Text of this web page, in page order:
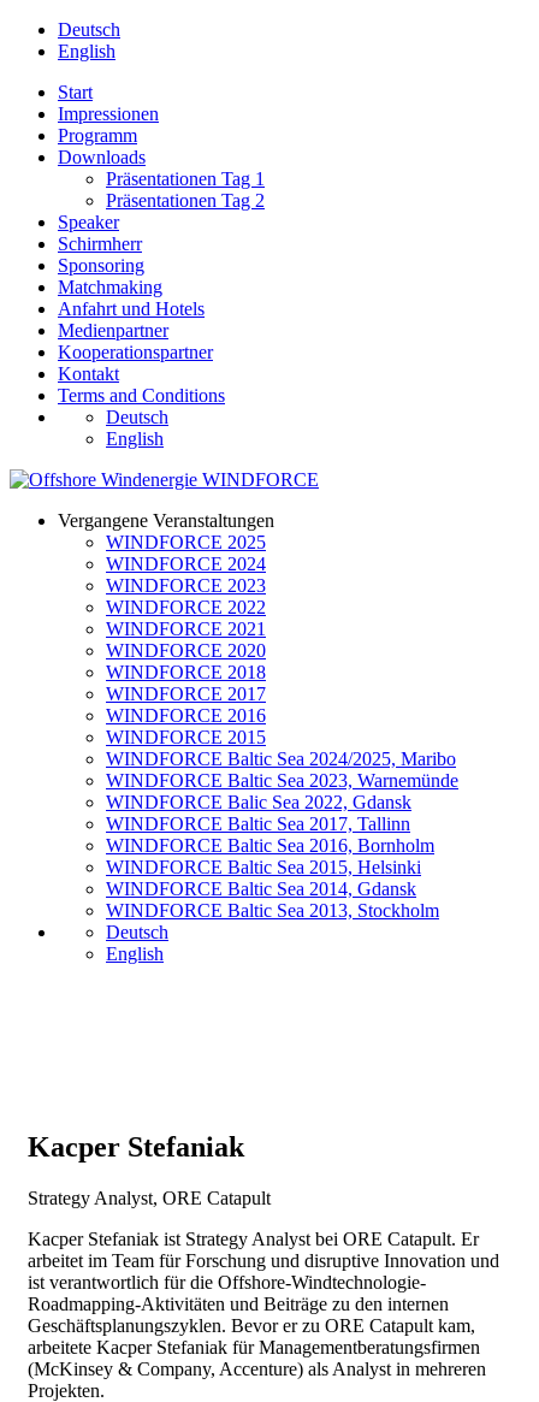
Deutsch
English
Start
Impressionen
Programm
Downloads
Präsentationen Tag 1
Präsentationen Tag 2
Speaker
Schirmherr
Sponsoring
Matchmaking
Anfahrt und Hotels
Medienpartner
Kooperationspartner
Kontakt
Terms and Conditions
Deutsch
English
Vergangene Veranstaltungen
WINDFORCE 2025
WINDFORCE 2024
WINDFORCE 2023
WINDFORCE 2022
WINDFORCE 2021
WINDFORCE 2020
WINDFORCE 2018
WINDFORCE 2017
WINDFORCE 2016
WINDFORCE 2015
WINDFORCE Baltic Sea 2024/2025, Maribo
WINDFORCE Baltic Sea 2023, Warnemünde
WINDFORCE Balic Sea 2022, Gdansk
WINDFORCE Baltic Sea 2017, Tallinn
WINDFORCE Baltic Sea 2016, Bornholm
WINDFORCE Baltic Sea 2015, Helsinki
WINDFORCE Baltic Sea 2014, Gdansk
WINDFORCE Baltic Sea 2013, Stockholm
Deutsch
English
Kacper Stefaniak
Strategy Analyst, ORE Catapult
Kacper Stefaniak ist Strategy Analyst bei ORE Catapult. Er
arbeitet im Team für Forschung und disruptive Innovation und
ist verantwortlich für die Offshore-Windtechnologie-
Roadmapping-Aktivitäten und Beiträge zu den internen
Geschäftsplanungszyklen. Bevor er zu ORE Catapult kam,
arbeitete Kacper Stefaniak für Managementberatungsfirmen
(McKinsey & Company, Accenture) als Analyst in mehreren
Projekten.